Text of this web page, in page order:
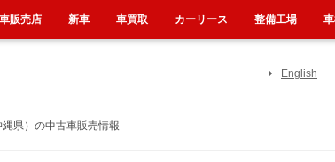
県）の中古車販売情報
English
販売店 新車 車買取 カーリース 整備工場